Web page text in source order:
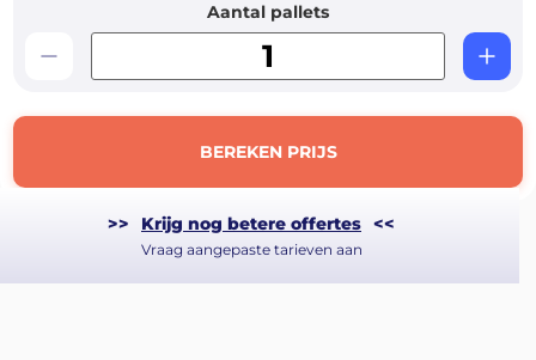
Aantal pallets
BEREKEN PRIJS
>> Krijg nog betere offertes <<
Vraag aangepaste tarieven aan